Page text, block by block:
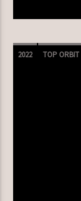
2022 TOP ORBIT